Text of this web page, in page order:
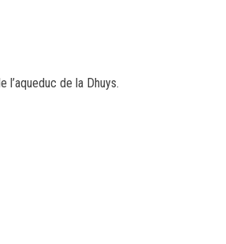
de la Dhuys.